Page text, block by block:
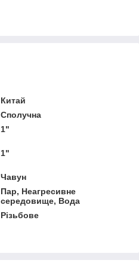
Китай
Сполучна
1"
1"
Чавун
Пар, Неагресивне
середовище, Вода
Різьбове